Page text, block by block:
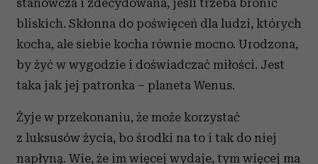
stanowcza i zdecydowana, jeśli trzeba bronić
bliskich. Skłonna do poświęceń dla ludzi, których
kocha, ale siebie kocha równie mocno. Urodzona,
by żyć w wygodzie i doświadczać miłości. Jest
taka jak jej patronka – planeta Wenus.
Żyje w przekonaniu, że może korzystać
z luksusów życia, bo środki na to i tak do niej
napłyną. Wie, że im więcej wydaje, tym więcej ma